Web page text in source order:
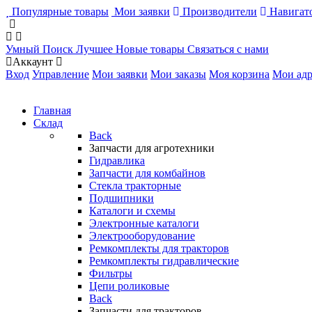
Популярные товары Мои заявки Производители
Умный Поиск Лучшее Новые товары Связаться с нами
Аккаунт
Вход Управление Мои заявки Мои заказы Моя корзина Мои
Главная
Склад
Back
Запчасти для агротехники
Гидравлика
Запчасти для комбайнов
Стекла тракторные
Подшипники
Каталоги и схемы
Электронные каталоги
Электрооборудование
Ремкомплекты для тракторов
Ремкомплекты гидравлические
Фильтры
Цепи роликовые
Back